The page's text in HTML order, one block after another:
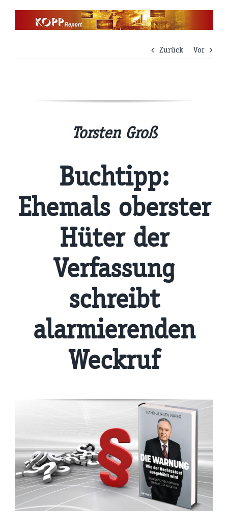
Zurück
Vor
Torsten Groß
Buchtipp:
Ehemals oberster
Hüter der
Verfassung
schreibt
alarmierenden
Weckruf